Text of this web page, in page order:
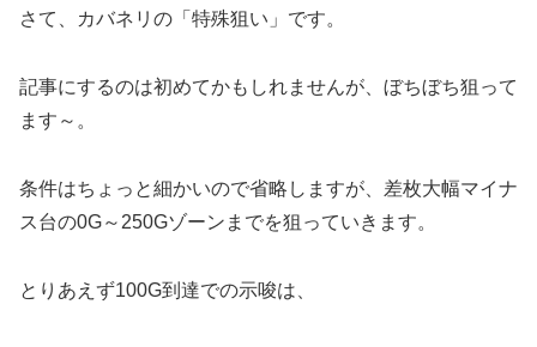
さて、カバネリの「特殊狙い」です。
記事にするのは初めてかもしれませんが、ぼちぼち狙って
ます～。
条件はちょっと細かいので省略しますが、差枚大幅マイナ
ス台の0G～250Gゾーンまでを狙っていきます。
とりあえず100G到達での示唆は、